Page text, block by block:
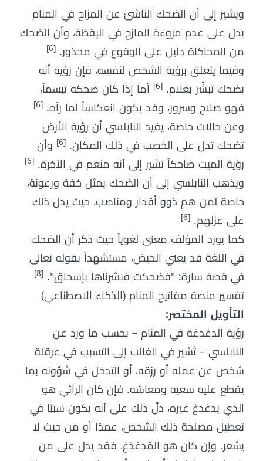
ويشير إلى أن الضحك الناشئ عن المزاح في المنام
يدل على عدم مروءة المازح في اليقظة، وأن الضحك
من المحاكاة دليل على الوقوع في محذور. [6]
وفيما يتعلق برؤية الشخص لنفسه، فإن رؤية أنه
يضحك تبشّر بغلام. [6]
أما إذا كان ضحكه تبسماً،
فهو صلاح وسرور، وقد يكون انعكاساً لما رآه. [6]
وعن حالات خاصة، يفيد النابلسي أن رؤية الأرض
تضحك تدل على الخصب في ذلك المكان. [6]
وأن
رؤية الميت ضاحكاً تشير إلى أنه منعم في الآخرة. [6]
ويذهب النابلسي إلى أن الضحك يمثل خفة ورعونة،
خاصة لمن هم ذوو أقدار ومناصب، حيث يدل ذلك
على عزلهم. [6]
كما يورد المؤلف معنى لغوياً حيث ذكر أن الضحك
في اللغة قد يعني الحيض، مستشهداً بقوله تعالى
في قصة سارة: "فضحكت فبشرناها بإسحاق". [8]
تفسير منصة مفاتيح المنام (الذكاء الاصطناعي)
التأويل المختصر:
رؤية الدغدغة في المنام – بحسب ما ورد عن
النابلسي – تُشير في الغالب إلى التسبب في عرقلة
شخص عن عمله أو رزقه، أو التدخل في شؤونه بما
يقطع عليه سعيه ومعاشه. فإن كان الرائي هو
الذي يدغدغ غيره، دلّ ذلك على أنه يكون سببًا في
تعطيل مصلحة ذلك الشخص، عمدًا أو من حيث لا
يشعر. وإن كان هو المُدغدَغ، فقد يدل على من